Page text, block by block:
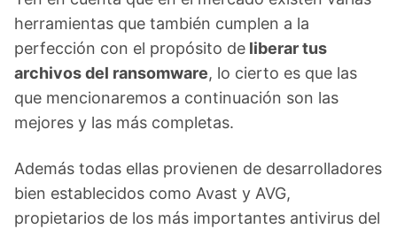
herramientas que también cumplen a la
perfección con el propósito de liberar tus
archivos del ransomware, lo cierto es que las
que mencionaremos a continuación son las
mejores y las más completas.
Además todas ellas provienen de desarrolladores
bien establecidos como Avast y AVG,
propietarios de los más importantes antivirus del